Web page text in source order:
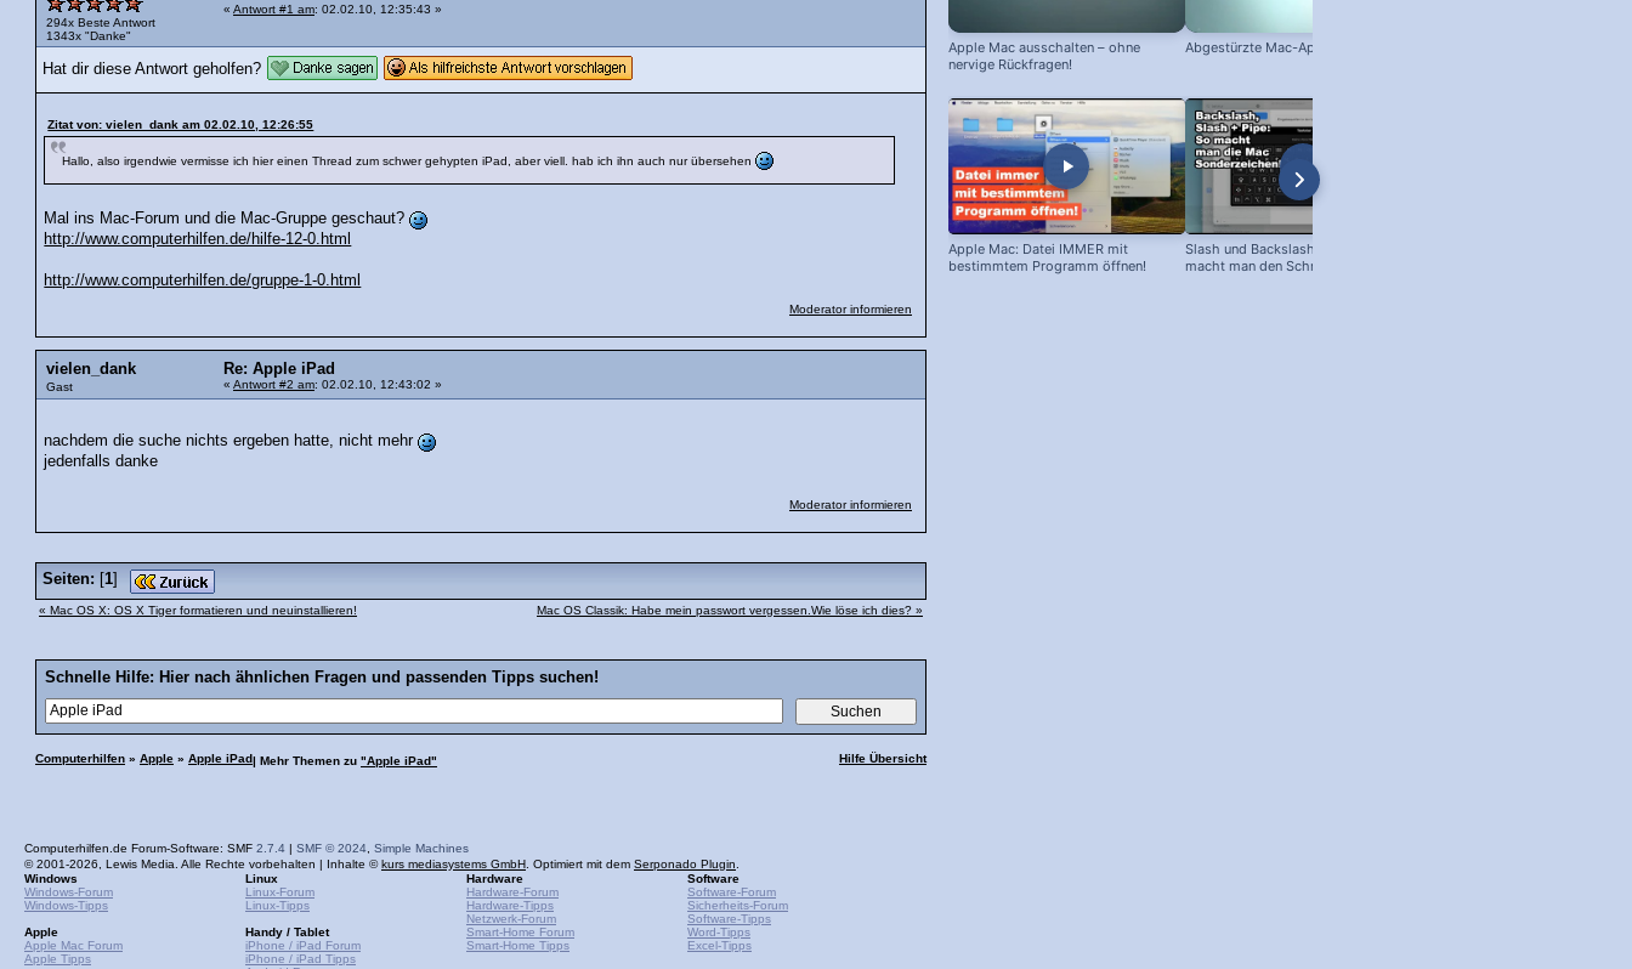
294x Beste Antwort
1343x "Danke"
« Antwort #1 am: 02.02.10, 12:35:43 »
Hat dir diese Antwort geholfen?
Zitat von: vielen_dank am 02.02.10, 12:26:55
Hallo, also irgendwie vermisse ich hier einen Thread zum schwer gehypten iPad, aber viell. hab ich ihn auch nur übersehen
Mal ins Mac-Forum und die Mac-Gruppe geschaut?
http://www.computerhilfen.de/hilfe-12-0.html
http://www.computerhilfen.de/gruppe-1-0.html
Moderator informieren
vielen_dank
Gast
Re: Apple iPad
« Antwort #2 am: 02.02.10, 12:43:02 »
nachdem die suche nichts ergeben hatte, nicht mehr
jedenfalls danke
Moderator informieren
Seiten: [1]
« Mac OS X: OS X Tiger formatieren und neuinstallieren! Mac OS Classik: Habe mein passwort vergessen.Wie löse ich dies? »
Schnelle Hilfe: Hier nach ähnlichen Fragen und passenden Tipps suchen!
Computerhilfen » Apple » Apple iPad Hilfe Übersicht
| Mehr Themen zu "Apple iPad"
Apple Mac ausschalten – ohne
nervige Rückfragen!
Abgestürzte Mac-App abschießen!
Apple Mac: Datei IMMER mit
bestimmtem Programm öffnen!
Slash und Backslash am Mac: So
macht man den Schrägstrich +
Computerhilfen.de Forum-Software: SMF 2.7.4 | SMF © 2024 Simple Machines
© 2001-2026, Lewis Media. Alle Rechte vorbehalten | Inhalte ©kurs mediasystems GmbH . Optimiert mit dem Serponado Plugin
Windows
Windows-Forum
Windows-Tipps
Apple
Apple Mac Forum
Apple Tipps
Linux
Linux-Forum
Linux-Tipps
Handy / Tablet
iPhone / iPad Forum
iPhone / iPad Tipps
Hardware
Hardware-Forum
Hardware-Tipps
Netzwerk-Forum
Smart-Home Forum
Smart-Home Tipps
Software
Software-Forum
Sicherheits-Forum
Software-Tipps
Word-Tipps
Excel-Tipps